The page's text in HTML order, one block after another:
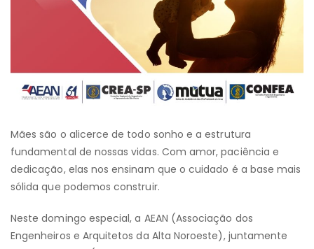
Mães são o alicerce de todo sonho e a estrutura
fundamental de nossas vidas. Com amor, paciência e
dedicação, elas nos ensinam que o cuidado é a base mais
sólida que podemos construir.
Neste domingo especial, a AEAN (Associação dos
Engenheiros e Arquitetos da Alta Noroeste), juntamente